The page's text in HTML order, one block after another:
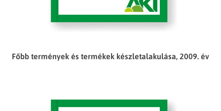
Főbb termények és termékek készletalakulása, 2009. év